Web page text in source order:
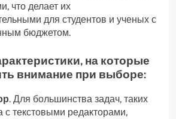
что делает их
для студентов и ученых с
бюджетом.
на которые
внимание при выборе:
. Для большинства задач, таких
с текстовыми редакторами,